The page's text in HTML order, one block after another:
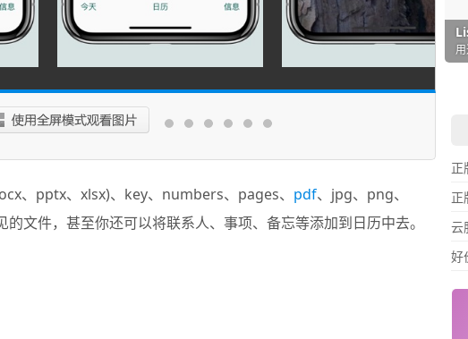
、pptx、xlsx)、key、numbers、pages、 pdf、jpg、png、
文件，甚至你还可以将联系人、事项、备忘等添加到日历中去。
正
正
云
好